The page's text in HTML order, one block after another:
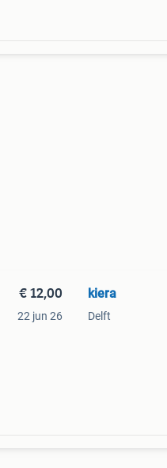
€ 12,00
22 jun 26
kiera
Delft